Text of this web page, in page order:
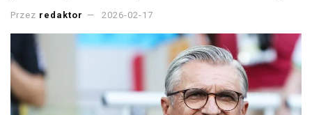
Przez redaktor 2026-02-17